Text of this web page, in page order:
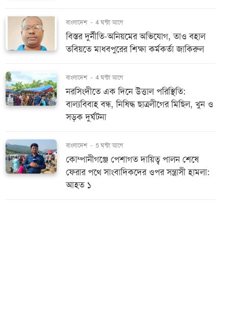
বাংলাদেশ - 4 ঘন্টা আগে
বিস্তর দুর্নীতি-অনিয়মের অভিযোগ, তাও বহাল
তবিয়তে মাধবপুরের শিক্ষা কর্মকর্তা জাকিরুল
বাংলাদেশ - 4 ঘন্টা আগে
নরসিংদীতে এক দিনে উত্তাল পরিস্থিতি:
বাল্যবিবাহ বন্ধ, নিষিদ্ধ ছাত্রলীগের মিছিল, খুন ও
সড়ক দুর্ঘটনা
বাংলাদেশ - 5 ঘন্টা আগে
কোম্পানীগঞ্জে পেশাগত দায়িত্ব পালন শেষে
ফেরার পথে সাংবাদিকদের ওপর সন্ত্রাসী হামলা:
আহত ১